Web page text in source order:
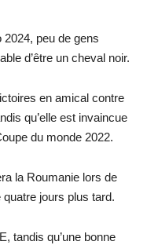
2024, peu de gens
d’être un cheval noir.
en amical contre
qu’elle est invaincue
du monde 2022.
la Roumanie lors de
jours plus tard.
tandis qu’une bonne